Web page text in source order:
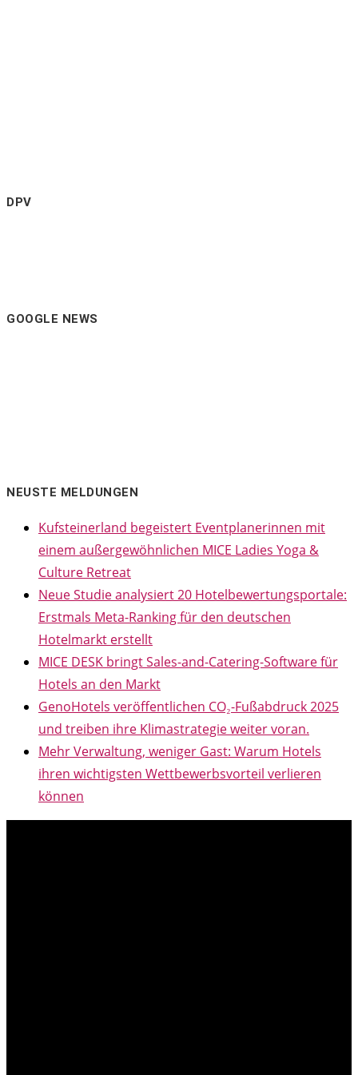
DPV
GOOGLE NEWS
NEUSTE MELDUNGEN
Kufsteinerland begeistert Eventplanerinnen mit
einem außergewöhnlichen MICE Ladies Yoga &
Culture Retreat
Neue Studie analysiert 20 Hotelbewertungsportale:
Erstmals Meta-Ranking für den deutschen
Hotelmarkt erstellt
MICE DESK bringt Sales-and-Catering-Software für
Hotels an den Markt
GenoHotels veröffentlichen CO₂-Fußabdruck 2025
und treiben ihre Klimastrategie weiter voran.
Mehr Verwaltung, weniger Gast: Warum Hotels
ihren wichtigsten Wettbewerbsvorteil verlieren
können